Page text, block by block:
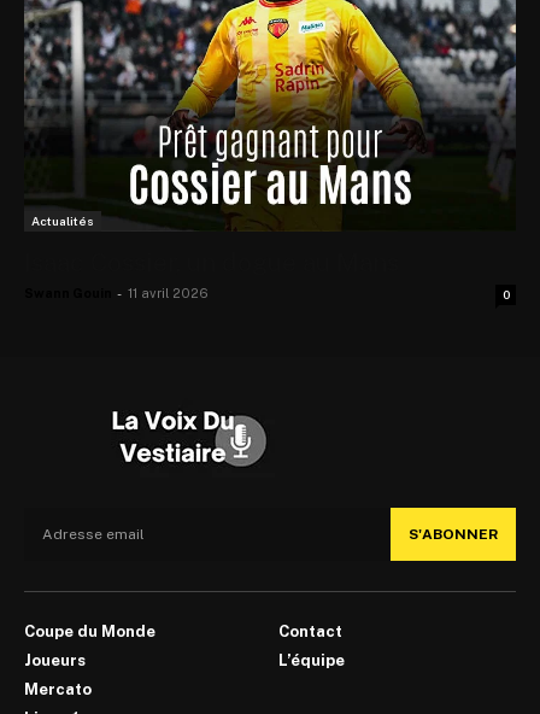
Actualités
- 11 avril 2026 0
S'ABONNER
Coupe du Monde
Joueurs
Mercato
Contact
L’équipe